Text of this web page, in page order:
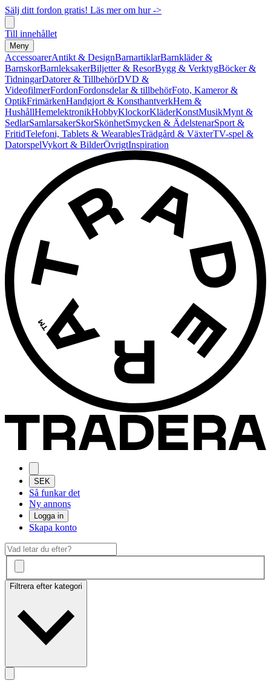
Sälj ditt fordon gratis! Läs mer om hur ->
Till innehållet
Meny
AccessoarerAntikt & DesignBarnartiklarBarnkläder &
BarnskorBarnleksakerBiljetter & ResorBygg & VerktygBöcker &
TidningarDatorer & TillbehörDVD &
VideofilmerFordonFordonsdelar & tillbehörFoto, Kameror &
OptikFrimärkenHandgjort & KonsthantverkHem &
HushållHemelektronikHobbyKlockorKläderKonstMusikMynt &
SedlarSamlarsakerSkorSkönhetSmycken & ÄdelstenarSport &
FritidTelefoni, Tablets & WearablesTrädgård & VäxterTV-spel &
DatorspelVykort & BilderÖvrigtInspiration
SEK
Så funkar det
Ny annons
Logga in
Skapa konto
Filtrera efter kategori